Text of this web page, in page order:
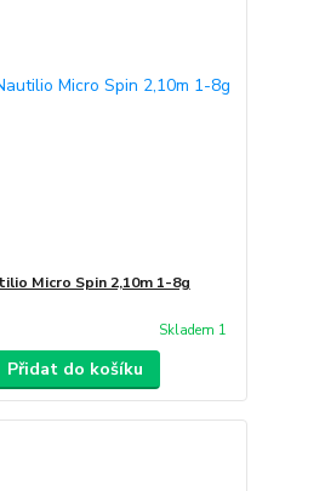
Micro Spin 2,10m 1-8g
Skladem 1
Přidat do košíku